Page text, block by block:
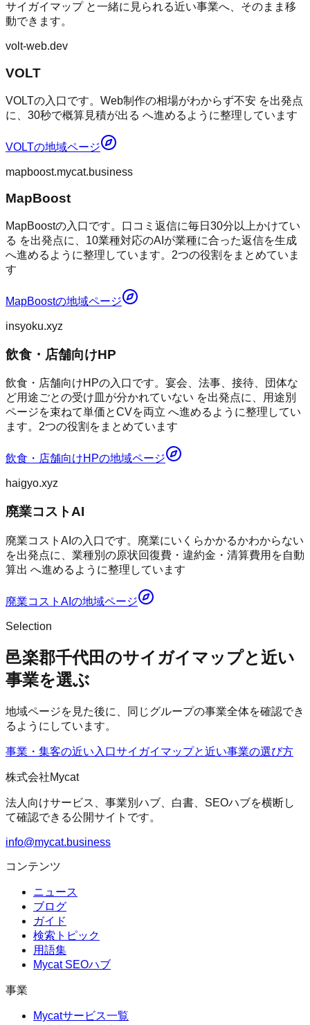
サイガイマップと一緒に見られる近い事業へ、そのまま移
動できます。
volt-web.dev
VOLT
VOLTの入口です。Web制作の相場がわからず不安 を出発点
に、30秒で概算見積が出る へ進めるように整理しています
VOLTの地域ページ
mapboost.mycat.business
MapBoost
MapBoostの入口です。口コミ返信に毎日30分以上かけてい
る を出発点に、10業種対応のAIが業種に合った返信を生成
へ進めるように整理しています。2つの役割をまとめていま
す
MapBoostの地域ページ
insyoku.xyz
飲食・店舗向けHP
飲食・店舗向けHPの入口です。宴会、法事、接待、団体な
ど用途ごとの受け皿が分かれていない を出発点に、用途別
ページを束ねて単価とCVを両立 へ進めるように整理してい
ます。2つの役割をまとめています
飲食・店舗向けHPの地域ページ
haigyo.xyz
廃業コストAI
廃業コストAIの入口です。廃業にいくらかかるかわからない
を出発点に、業種別の原状回復費・違約金・清算費用を自動
算出 へ進めるように整理しています
廃業コストAI の地域ページ
Selection
邑楽郡千代田のサイガイマップと近い
事業を選ぶ
地域ページを見た後に、同じグループの事業全体を確認でき
るようにしています。
事業・集客の近い入口サイガイマップと近い事業の選び方
株式会社Mycat
法人向けサービス、事業別ハブ、白書、SEOハブを横断し
て確認できる公開サイトです。
info@mycat.business
コンテンツ
ニュース
ブログ
ガイド
検索トピック
用語集
Mycat SEOハブ
事業
Mycatサービス一覧